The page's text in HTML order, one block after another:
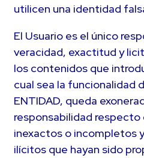
utilicen una identidad
El Usuario es el único
veracidad, exactitud y
los contenidos que
cual sea la funcionalidad
ENTIDAD, queda
responsabilidad
inexactos o incompletos
ilícitos que hayan sido